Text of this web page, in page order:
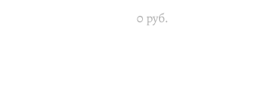
0 pуб.